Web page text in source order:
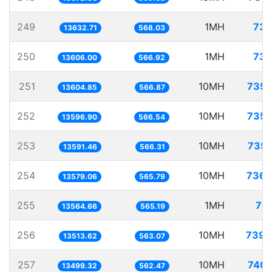
249 13632.71 568.03 1MH
250 13606.00 566.92 1MH
251 13604.85 566.87 10MH
252 13596.90 566.54 10MH
253 13591.46 566.31 10MH
254 13579.06 565.79 10MH
255 13564.66 565.19 1MH
256 13513.62 563.07 10MH
257 13499.32 562.47 10MH